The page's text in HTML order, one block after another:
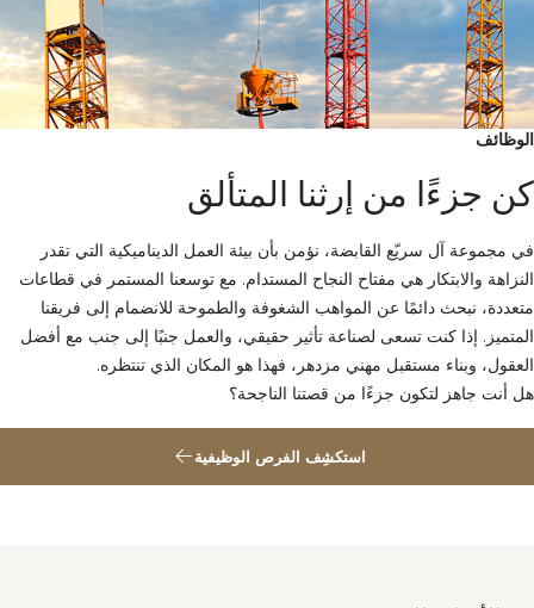
الوظائف
كن جزءًا من إرثنا المتألق
في مجموعة آل سريّع القابضة، نؤمن بأن بيئة العمل الديناميكية التي تقدر
النزاهة والابتكار هي مفتاح النجاح المستدام. مع توسعنا المستمر في قطاعات
متعددة، نبحث دائمًا عن المواهب الشغوفة والطموحة للانضمام إلى فريقنا
المتميز. إذا كنت تسعى لصناعة تأثير حقيقي، والعمل جنبًا إلى جنب مع أفضل
العقول، وبناء مستقبل مهني مزدهر، فهذا هو المكان الذي تنتظره.
هل أنت جاهز لتكون جزءًا من قصتنا الناجحة؟
استكشِف الفرص الوظيفية